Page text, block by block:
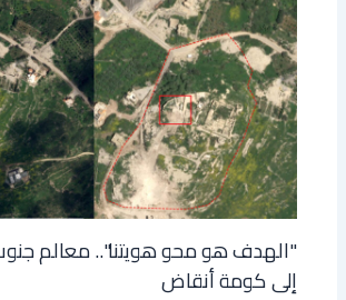
"الهدف هو محو هويتنا".. معالم
إلى كومة أنقاض